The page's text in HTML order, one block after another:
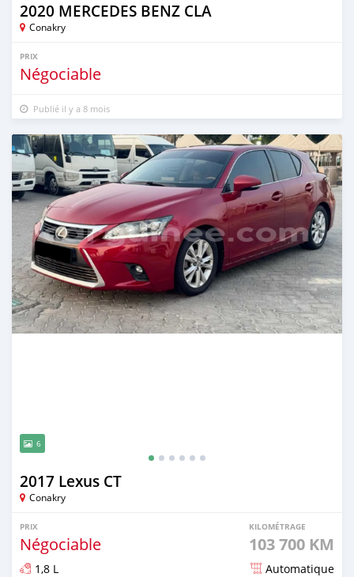
2020 MERCEDES BENZ CLA
Conakry
PRIX
Négociable
Publié il y a 8 mois
6
2017 Lexus CT
Conakry
PRIX
Négociable
KILOMÉTRAGE
103 700 KM
1,8 L Automatique